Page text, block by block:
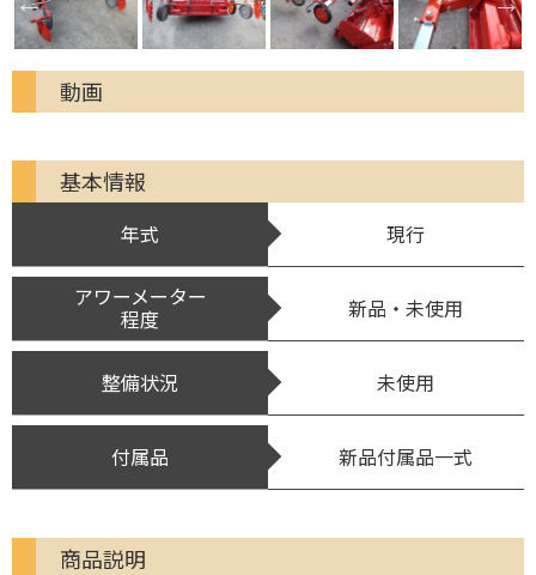
動画
基本情報
年式 現行
アワーメーター
程度 新品・未使用
整備状況 未使用
付属品 新品付属品一式
商品説明